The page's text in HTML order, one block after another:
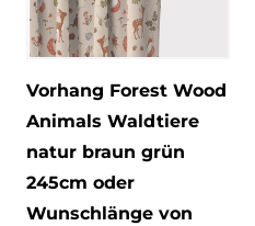
Vorhang Forest Wood
Animals Waldtiere
natur braun grün
245cm oder
Wunschlänge von